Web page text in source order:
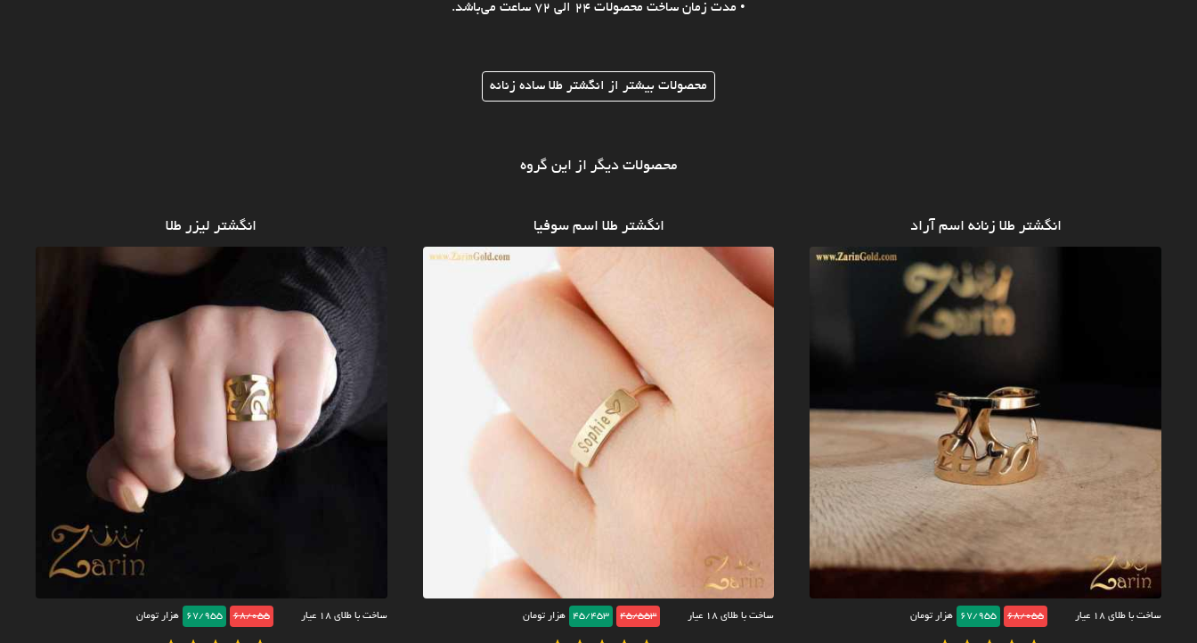
• مدت زمان ساخت محصولات 24 الی 72 ساعت می‌باشد.
محصولات بیشتر از انگشتر طلا ساده زنانه
محصولات دیگر از این گروه
انگشتر طلا زنانه اسم آراد
ساخت با طلای ۱۸ عیار 68/055
67/955 هزار تومان
انگشتر طلا اسم سوفیا
ساخت با طلای ۱۸ عیار 45/553
45/453 هزار تومان
انگشتر لیزر طلا
ساخت با طلای ۱۸ عیار 68/055
67/955 هزار تومان